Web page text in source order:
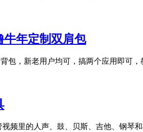
牛年定制双肩包
包，新老用户均可，搞两个应用即可
频里的人声、鼓、贝斯、吉他、钢琴